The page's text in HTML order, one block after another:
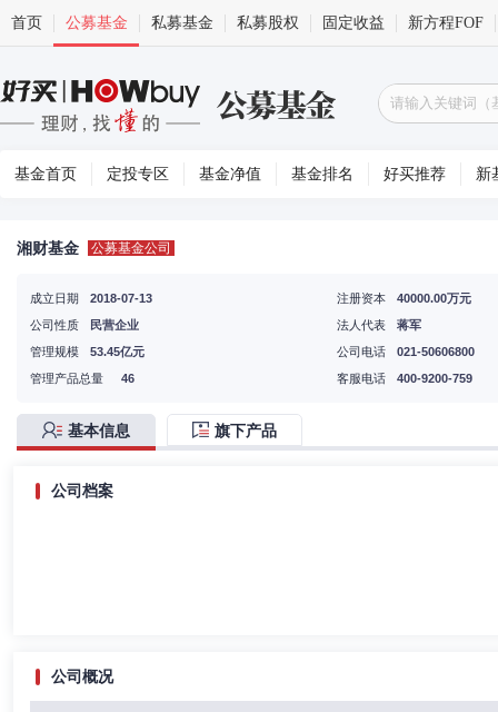
首页 公募基金 私募基金 私募股权 固定收益 新方程FOF
基金首页 定投专区 基金净值 基金排名 好买推荐 新
湘财基金 公募基金公司
成立日期
2018-07-13
公司性质
民营企业
注册资本
40000.00万元
法人代表
蒋军
管理规模
53.45亿元
管理产品总量
46
公司电话
021-50606800
客服电话
400-9200-759
基本信息 旗下产品
公司档案
公司概况